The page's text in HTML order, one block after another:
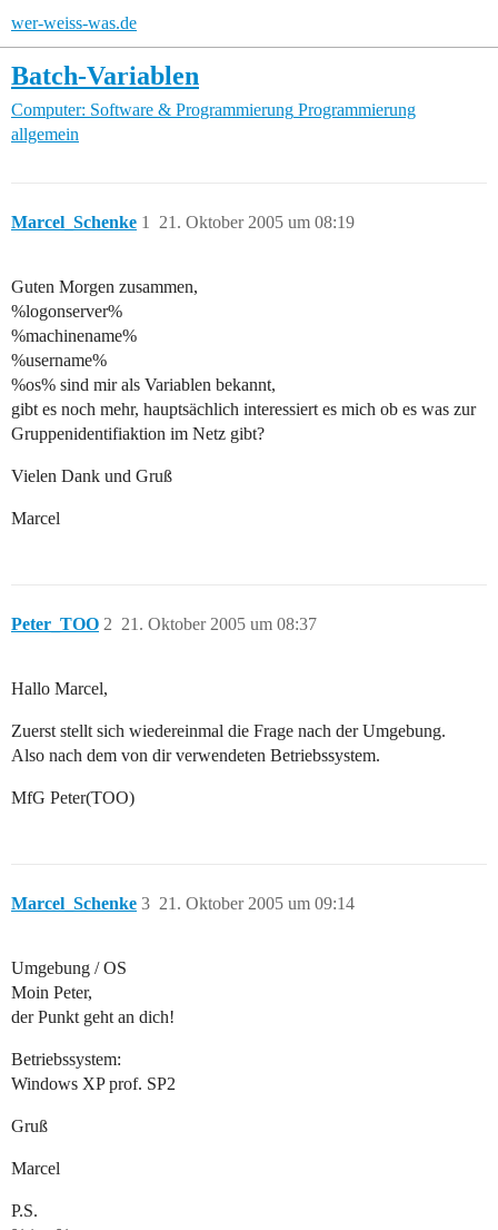
wer-weiss-was.de
Batch-Variablen
Computer: Software & Programmierung Programmierung
allgemein
Marcel_Schenke 21. Oktober 2005 um 08:19
1
Guten Morgen zusammen,
%logonserver%
%machinename%
%username%
%os% sind mir als Variablen bekannt,
gibt es noch mehr, hauptsächlich interessiert es mich ob es was zur
Gruppenidentifiaktion im Netz gibt?
Vielen Dank und Gruß
Marcel
Peter_TOO 21. Oktober 2005 um 08:37
2
Hallo Marcel,
Zuerst stellt sich wiedereinmal die Frage nach der Umgebung.
Also nach dem von dir verwendeten Betriebssystem.
MfG Peter(TOO)
Marcel_Schenke 21. Oktober 2005 um 09:14
3
Umgebung / OS
Moin Peter,
der Punkt geht an dich!
Betriebssystem:
Windows XP prof. SP2
Gruß
Marcel
P.S.